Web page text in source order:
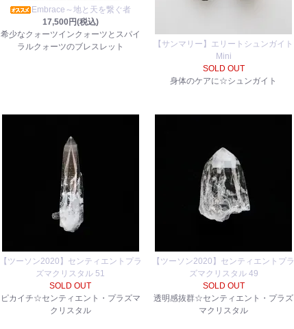
Embrace～地と天を繋ぐ者
17,500円(税込)
希少なクォーツインクォーツとスパイ
ラルクォーツのブレスレット
【サンマリー】エリートシュンガイト
Mini
SOLD OUT
身体のケアに☆シュンガイト
【ツーソン2020】センティエントプラ
ズマクリスタル 51
SOLD OUT
ピカイチ☆センティエント・プラズマ
クリスタル
【ツーソン2020】センティエントプラ
ズマクリスタル 49
SOLD OUT
透明感抜群☆センティエント・プラズ
マクリスタル